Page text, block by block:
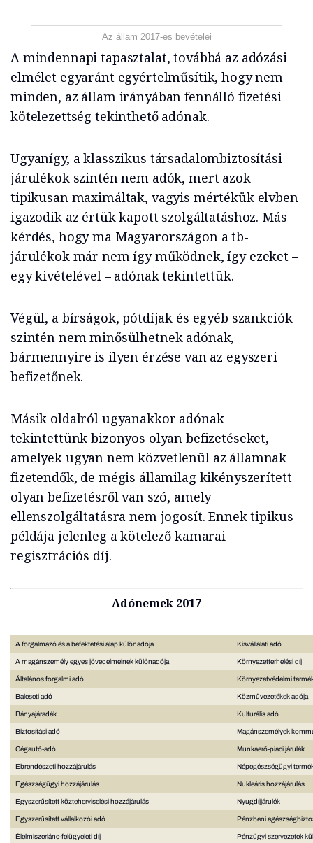
Az állam 2017-es bevételei
A mindennapi tapasztalat, továbbá az adózási
elmélet egyaránt egyértelműsítik, hogy nem
minden, az állam irányában fennálló fizetési
kötelezettség tekinthető adónak.
Ugyanígy, a klasszikus társadalombiztosítási
járulékok szintén nem adók, mert azok
tipikusan maximáltak, vagyis mértékük elvben
igazodik az értük kapott szolgáltatáshoz. Más
kérdés, hogy ma Magyarországon a tb-
járulékok már nem így működnek, így ezeket –
egy kivételével – adónak tekintettük.
Végül, a bírságok, pótdíjak és egyéb szankciók
szintén nem minősülhetnek adónak,
bármennyire is ilyen érzése van az egyszeri
befizetőnek.
Másik oldalról ugyanakkor adónak
tekintettünk bizonyos olyan befizetéseket,
amelyek ugyan nem közvetlenül az államnak
fizetendők, de mégis államilag kikényszerített
olyan befizetésről van szó, amely
ellenszolgáltatásra nem jogosít. Ennek tipikus
példája jelenleg a kötelező kamarai
regisztrációs díj.
Adónemek 2017
A forgalmazó és a befektetési alap különadója Kisvállalati adó
A magánszemély egyes jövedelmeinek különadója Környezetterhelési díj
Általános forgalmi adó Környezetvédelmi
Baleseti adó Közművezetékek adója
Bányajáradék Kulturális adó
Biztosítási adó Magánszemélyek
Cégautó-adó Munkaerő-piaci járulék
Ebrendészeti hozzájárulás Népegészségügyi
Egészségügyi hozzájárulás Nukleáris hozzájárulás
Egyszerűsített közteherviselési hozzájárulás Nyugdíjjárulék
Egyszerűsített vállalkozói adó Pénzbeni
Élelmiszerlánc-felügyeleti díj Pénzügyi szervezetek